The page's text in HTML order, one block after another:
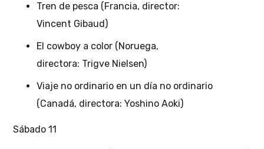
Tren de pesca (Francia, director:
Vincent Gibaud)
El cowboy a color (Noruega,
directora: Trigve Nielsen)
Viaje no ordinario en un día no ordinario
(Canadá, directora: Yoshino Aoki)
Sábado 11